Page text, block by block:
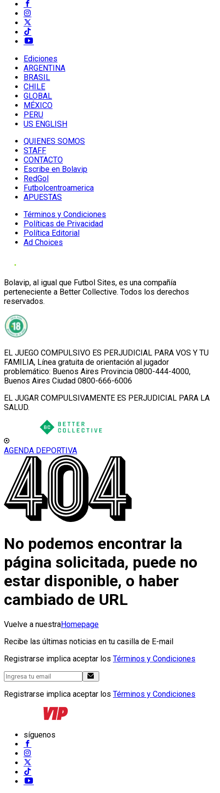
Ediciones
ARGENTINA
BRASIL
CHILE
GLOBAL
MÉXICO
PERU
US ENGLISH
QUIENES SOMOS
STAFF
CONTACTO
Escribe en Bolavip
RedGol
Futbolcentroamerica
APUESTAS
Términos y Condiciones
Políticas de Privacidad
Política Editorial
Ad Choices
Bolavip, al igual que Futbol Sites, es una compañía
perteneciente a Better Collective. Todos los derechos
reservados.
EL JUEGO COMPULSIVO ES PERJUDICIAL PARA VOS Y TU
FAMILIA, Línea gratuita de orientación al jugador
problemático: Buenos Aires Provincia 0800-444-4000,
Buenos Aires Ciudad 0800-666-6006
EL JUGAR COMPULSIVAMENTE ES PERJUDICIAL PARA LA
SALUD.
AGENDA DEPORTIVA
No podemos encontrar la
página solicitada, puede no
estar disponible, o haber
cambiado de URL
Vuelve a nuestraHomepage
Recibe las últimas noticias en tu casilla de E-mail
Registrarse implica aceptar los Términos y Condiciones
Registrarse implica aceptar los Términos y Condiciones
síguenos